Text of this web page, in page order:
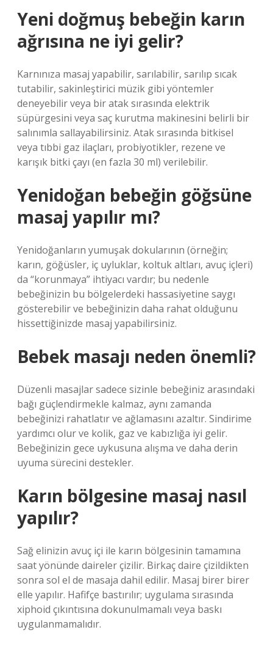
Yeni doğmuş bebeğin karın
ağrısına ne iyi gelir?
Karnınıza masaj yapabilir, sarılabilir, sarılıp sıcak
tutabilir, sakinleştirici müzik gibi yöntemler
deneyebilir veya bir atak sırasında elektrik
süpürgesini veya saç kurutma makinesini belirli bir
salınımla sallayabilirsiniz. Atak sırasında bitkisel
veya tıbbi gaz ilaçları, probiyotikler, rezene ve
karışık bitki çayı (en fazla 30 ml) verilebilir.
Yenidoğan bebeğin göğsüne
masaj yapılır mı?
Yenidoğanların yumuşak dokularının (örneğin;
karın, göğüsler, iç uyluklar, koltuk altları, avuç içleri)
da “korunmaya” ihtiyacı vardır; bu nedenle
bebeğinizin bu bölgelerdeki hassasiyetine saygı
gösterebilir ve bebeğinizin daha rahat olduğunu
hissettiğinizde masaj yapabilirsiniz.
Bebek masajı neden önemli?
Düzenli masajlar sadece sizinle bebeğiniz arasındaki
bağı güçlendirmekle kalmaz, aynı zamanda
bebeğinizi rahatlatır ve ağlamasını azaltır. Sindirime
yardımcı olur ve kolik, gaz ve kabızlığa iyi gelir.
Bebeğinizin gece uykusuna alışma ve daha derin
uyuma sürecini destekler.
Karın bölgesine masaj nasıl
yapılır?
Sağ elinizin avuç içi ile karın bölgesinin tamamına
saat yönünde daireler çizilir. Birkaç daire çizildikten
sonra sol el de masaja dahil edilir. Masaj birer birer
elle yapılır. Hafifçe bastırılır; uygulama sırasında
xiphoid çıkıntısına dokunulmamalı veya baskı
uygulanmamalıdır.